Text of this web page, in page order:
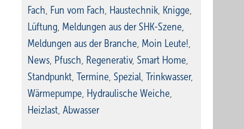
Fach, Fun vom Fach, Haustechnik, Knigge,
Lüftung, Meldungen aus der SHK-Szene,
Meldungen aus der Branche, Moin Leute!,
News, Pfusch, Regenerativ, Smart Home,
Standpunkt, Termine, Spezial, Trinkwasser,
Wärmepumpe, Hydraulische Weiche,
Heizlast, Abwasser